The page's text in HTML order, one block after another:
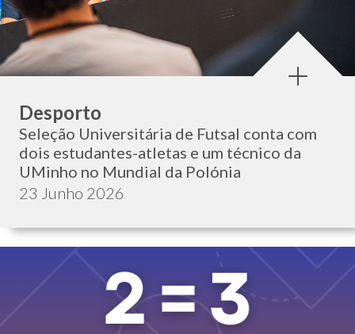
Categoria:
Desporto
Seleção Universitária de Futsal conta com
dois estudantes-atletas e um técnico da
UMinho no Mundial da Polónia
Data de publicação:
23 Junho 2026